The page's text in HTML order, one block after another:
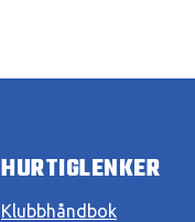
HURTIGLENKER
Klubbhåndbok